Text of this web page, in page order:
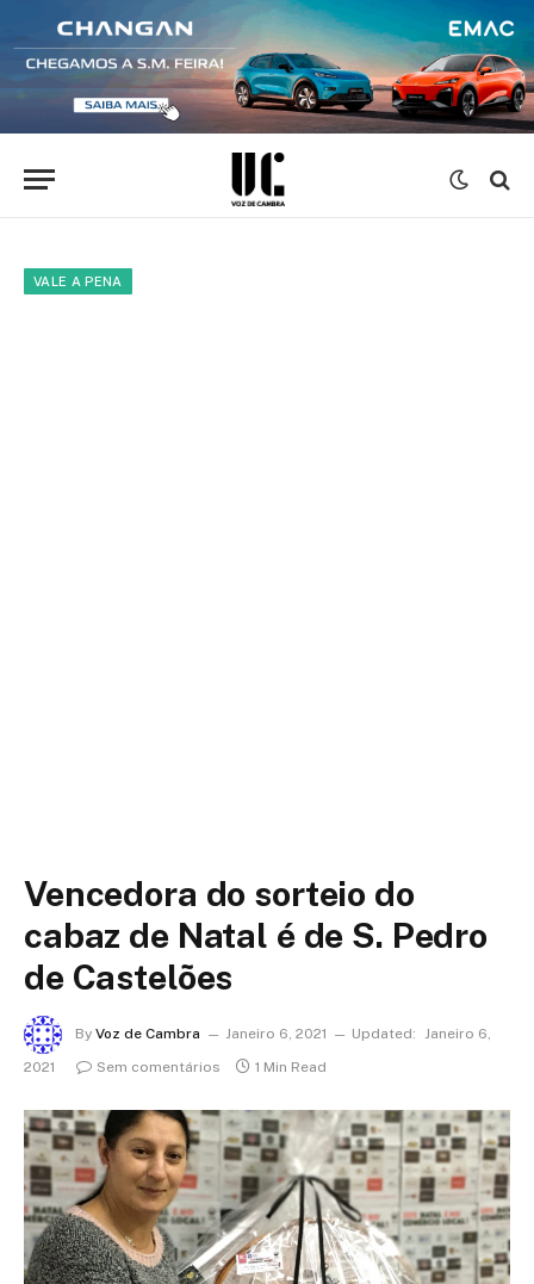
VALE A PENA
Vencedora do sorteio do
cabaz de Natal é de S. Pedro
de Castelões
By Voz de Cambra Janeiro 6, 2021 Updated: Janeiro 6,
2021
Sem comentários 1 Min Read